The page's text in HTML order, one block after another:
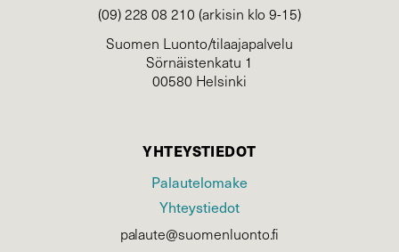
(09) 228 08 210 (arkisin klo 9-15)
Suomen Luonto/tilaajapalvelu
Sörnäistenkatu 1
00580 Helsinki
YHTEYSTIEDOT
Palautelomake
Yhteystiedot
palaute@suomenluonto.fi